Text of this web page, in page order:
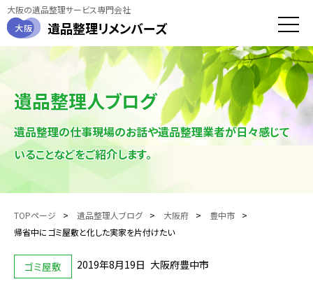
大阪の遺品整理サービス専門会社
大阪
遺品整理リメンバーズ
toggle
遺品整理人ブログ
遺品整理の仕事現場のお話や遺品整理業者が日々感じて
いることなどをご紹介します。
TOPページ 遺品整理人ブログ 大阪府
豊中市
帰省中にゴミ屋敷と化した実家を片付けたい
ゴミ屋敷 2019年8月19日 大阪府豊中市